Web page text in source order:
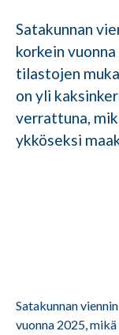
Satakunnan
korkein
tilastojen
on yli
verrattuna,
ykköseksi
Satakunnan
vuonna 2025,